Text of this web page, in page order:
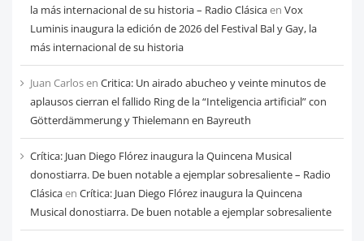
la más internacional de su historia – Radio Clásicaen Vox
Luminis inaugura la edición de 2026 del Festival Bal y Gay, la
más internacional de su historia
Juan Carlosen Critica: Un airado abucheo y veinte minutos de
aplausos cierran el fallido Ring de la “Inteligencia artificial” con
Götterdämmerung y Thielemann en Bayreuth
Crítica: Juan Diego Flórez inaugura la Quincena Musical
donostiarra. De buen notable a ejemplar sobresaliente – Radio
Clásicaen Crítica: Juan Diego Flórez inaugura la Quincena
Musical donostiarra. De buen notable a ejemplar sobresaliente